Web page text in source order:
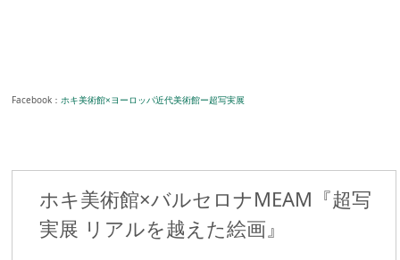
Facebook：ホキ美術館×ヨーロッパ近代美術館ー超写実展
ホキ美術館×バルセロナMEAM『超写
実展 リアルを越えた絵画』